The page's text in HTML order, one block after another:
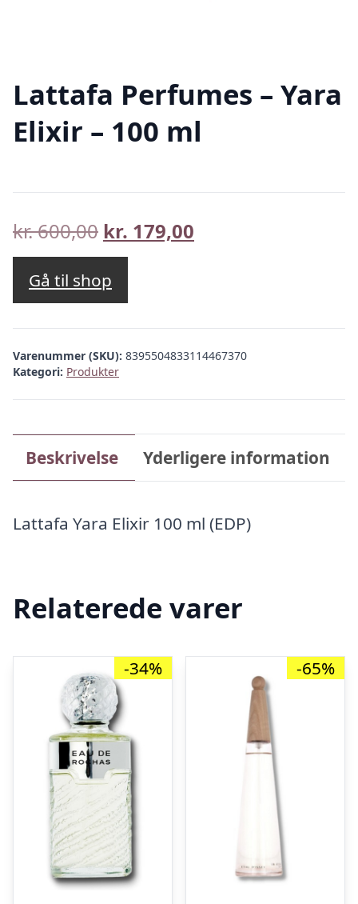
Lattafa Perfumes – Yara
Elixir – 100 ml
kr.600,00 Den
oprindelige
pris
var:
kr. 600,00.
kr. 179,00
kr. 179,00.
Gå til shop
Varenummer (SKU): 8395504833114467370
Kategori: Produkter
Beskrivelse Yderligere information
Lattafa Yara Elixir 100 ml (EDP)
Relaterede varer
-34% -65%